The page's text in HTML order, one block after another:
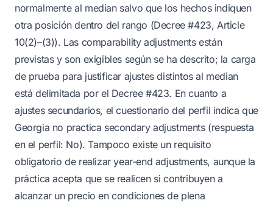
normalmente al median salvo que los hechos indiquen
otra posición dentro del rango (Decree #423, Article
10(2)–(3)). Las comparability adjustments están
previstas y son exigibles según se ha descrito; la carga
de prueba para justificar ajustes distintos al median
está delimitada por el Decree #423. En cuanto a
ajustes secundarios, el cuestionario del perfil indica que
Georgia no practica secondary adjustments (respuesta
en el perfil: No). Tampoco existe un requisito
obligatorio de realizar year-end adjustments, aunque la
práctica acepta que se realicen si contribuyen a
alcanzar un precio en condiciones de plena